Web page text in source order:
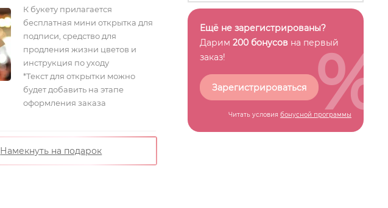
К букету прилагается
бесплатная мини открытка для
подписи, средство для
продления жизни цветов и
инструкция по уходу
*Текст для открытки можно
будет добавить на этапе
оформления заказа
Намекнуть на подарок
Ещё не зарегистрированы?
Дарим 200 бонусов на первый
заказ!
Зарегистрироваться
Читать условия бонусной программы
%